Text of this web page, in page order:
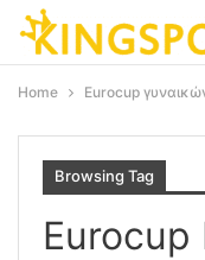
Home Eurocup
Browsing Tag
Eurocup